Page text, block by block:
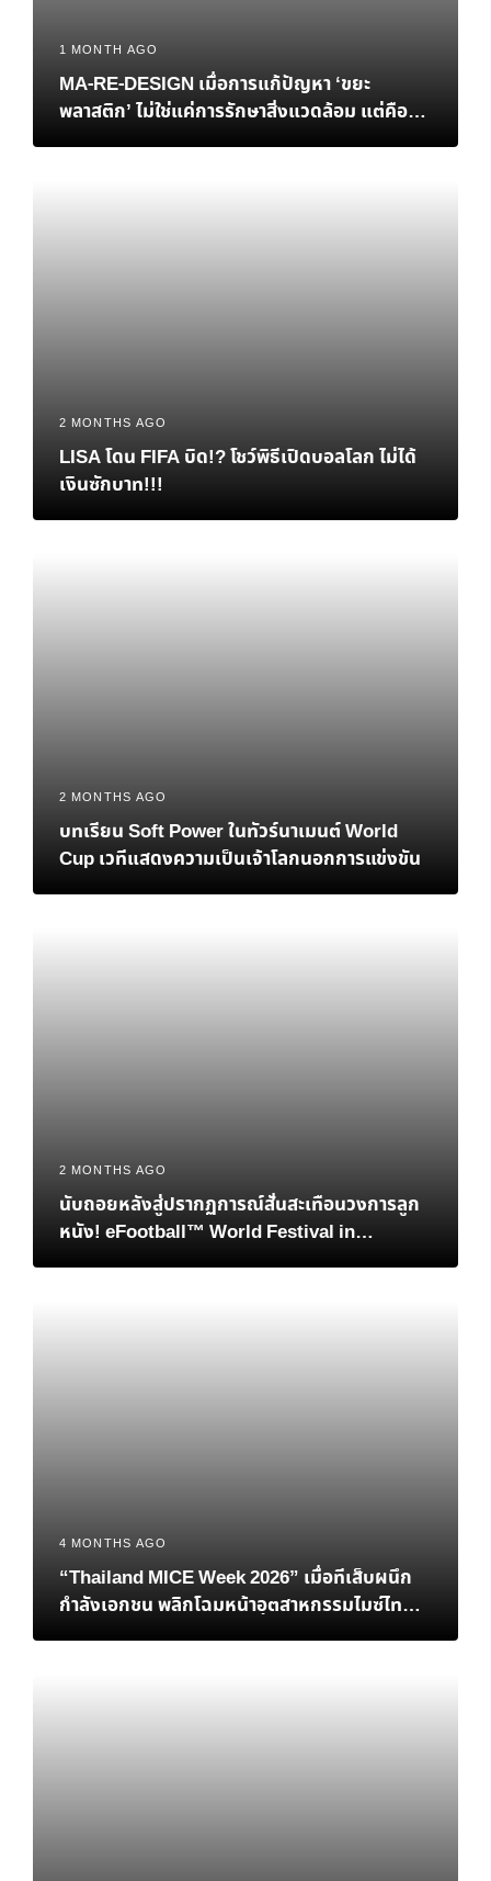
1 MONTH AGO
MA-RE-DESIGN เมื่อการแก้ปัญหา ‘ขยะ
พลาสติก’ ไม่ใช่แค่การรักษาสิ่งแวดล้อม แต่คือ
2 MONTHS AGO
LISA โดน FIFA บิด!? โชว์พิธีเปิดบอลโลก ไม่ได้
เงินซักบาท!!!
2 MONTHS AGO
บทเรียน Soft Power ในทัวร์นาเมนต์ World
Cup เวทีแสดงความเป็นเจ้าโลกนอกการแข่งขัน
2 MONTHS AGO
นับถอยหลังสู่ปรากฏการณ์สั่นสะเทือนวงการลูก
หนัง! eFootball™ World Festival in
4 MONTHS AGO
“Thailand MICE Week 2026” เมื่อทีเส็บผนึก
กำลังเอกชน พลิกโฉมหน้าอุตสาหกรรมไมซ์ไทยสู่
เวทีโลก